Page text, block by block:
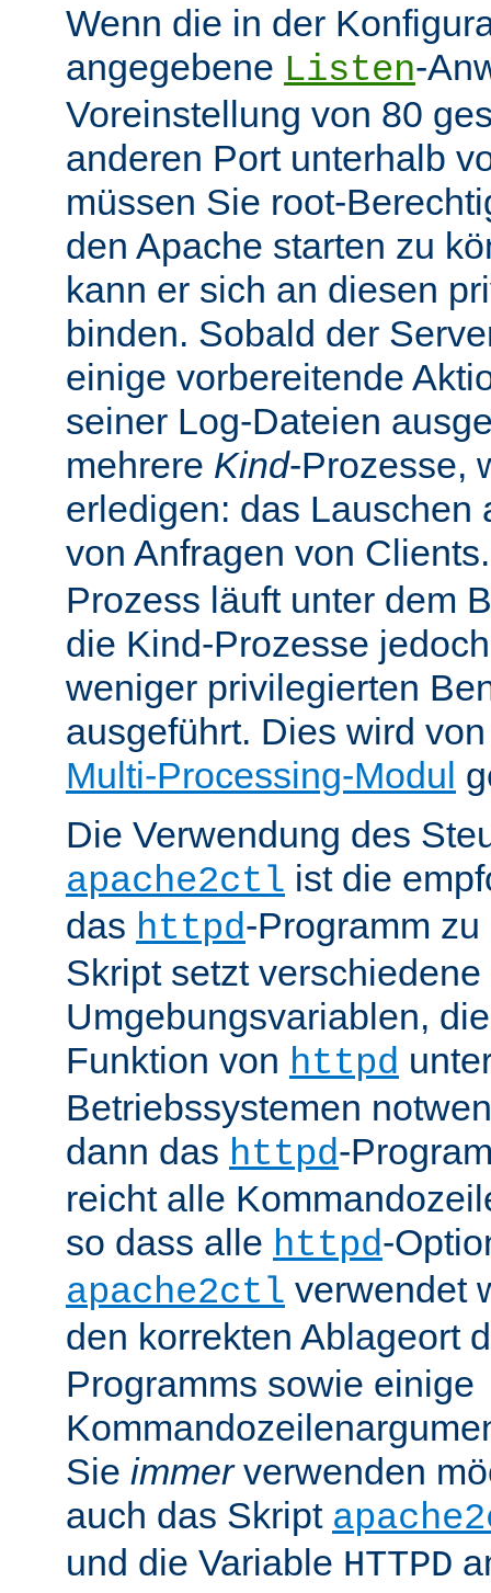
Wenn die in der
angegebene Listen-
Voreinstellung von 80
anderen Port unterhalb
müssen Sie root-
den Apache starten zu
kann er sich an diesen
binden. Sobald der
einige vorbereitende
seiner Log-Dateien
mehrere Kind-Prozesse,
erledigen: das Lauschen
von Anfragen von
Prozess läuft unter dem
die Kind-Prozesse
weniger privilegierten
ausgeführt. Dies wird
Multi-Processing-Modul
Die Verwendung des
apache2ctl ist die
das httpd-Programm
Skript setzt verschiedene
Umgebungsvariablen,
Funktion von httpd
Betriebssystemen
dann das httpd-
reicht alle
so dass alle httpd-
apache2ctl verwendet
den korrekten Ablageort
Programms sowie einige
Sie immerverwenden
auch das Skript
und die Variable HTTPD